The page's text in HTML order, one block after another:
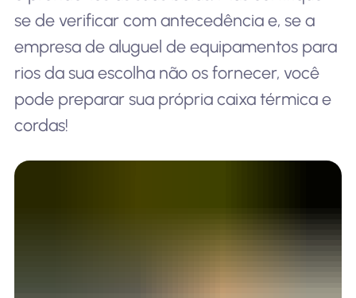
se de verificar com antecedência e, se a
empresa de aluguel de equipamentos para
rios da sua escolha não os fornecer, você
pode preparar sua própria caixa térmica e
cordas!